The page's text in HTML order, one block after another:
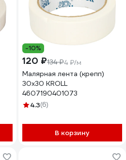
-10%
120 ₽134 ₽4 ₽/м
Малярная лента (крепп)
30x30 KROLL
4607190401073
4.3(6)
В корзину